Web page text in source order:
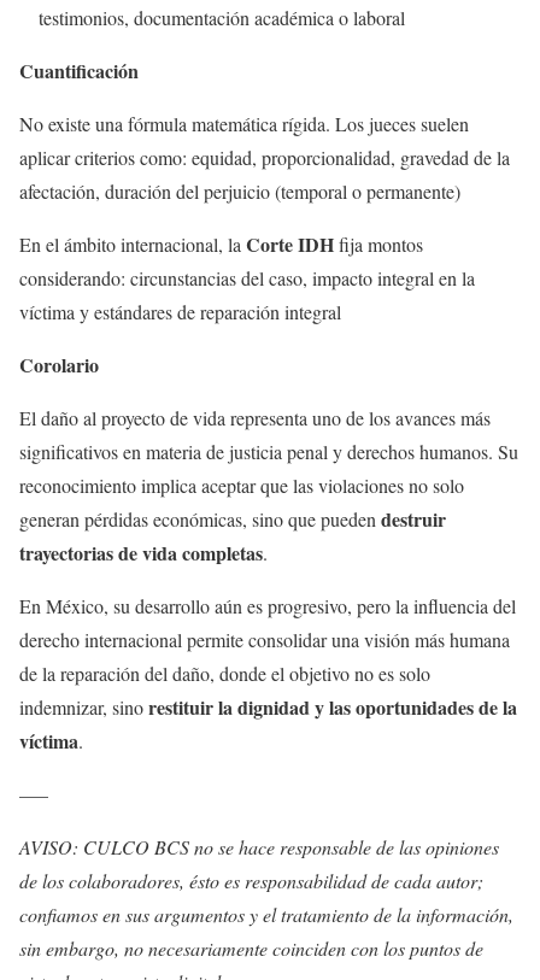
testimonios, documentación académica o laboral
Cuantificación
No existe una fórmula matemática rígida. Los jueces suelen
aplicar criterios como: equidad, proporcionalidad, gravedad de la
afectación, duración del perjuicio (temporal o permanente)
En el ámbito internacional, laCorte IDHfija montos
considerando: circunstancias del caso, impacto integral en la
víctima y estándares de reparación integral
Corolario
El daño al proyecto de vida representa uno de los avances más
significativos en materia de justicia penal y derechos humanos. Su
reconocimiento implica aceptar que las violaciones no solo
generan pérdidas económicas, sino que puedendestruir
trayectorias de vida completas.
En México, su desarrollo aún es progresivo, pero la influencia del
derecho internacional permite consolidar una visión más humana
de la reparación del daño, donde el objetivo no es solo
indemnizar, sinorestituir la dignidad y las oportunidades de la
víctima.
—–
AVISO: CULCO BCS no se hace responsable de las opiniones
de los colaboradores, ésto es responsabilidad de cada autor;
confiamos en sus argumentos y el tratamiento de la información,
sin embargo, no necesariamente coinciden con los puntos de